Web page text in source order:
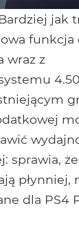
jak
funkcja
wraz z
sprawia,
płynniej,
dla PS4